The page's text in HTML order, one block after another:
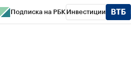
Подписка на РБК Инвестиции